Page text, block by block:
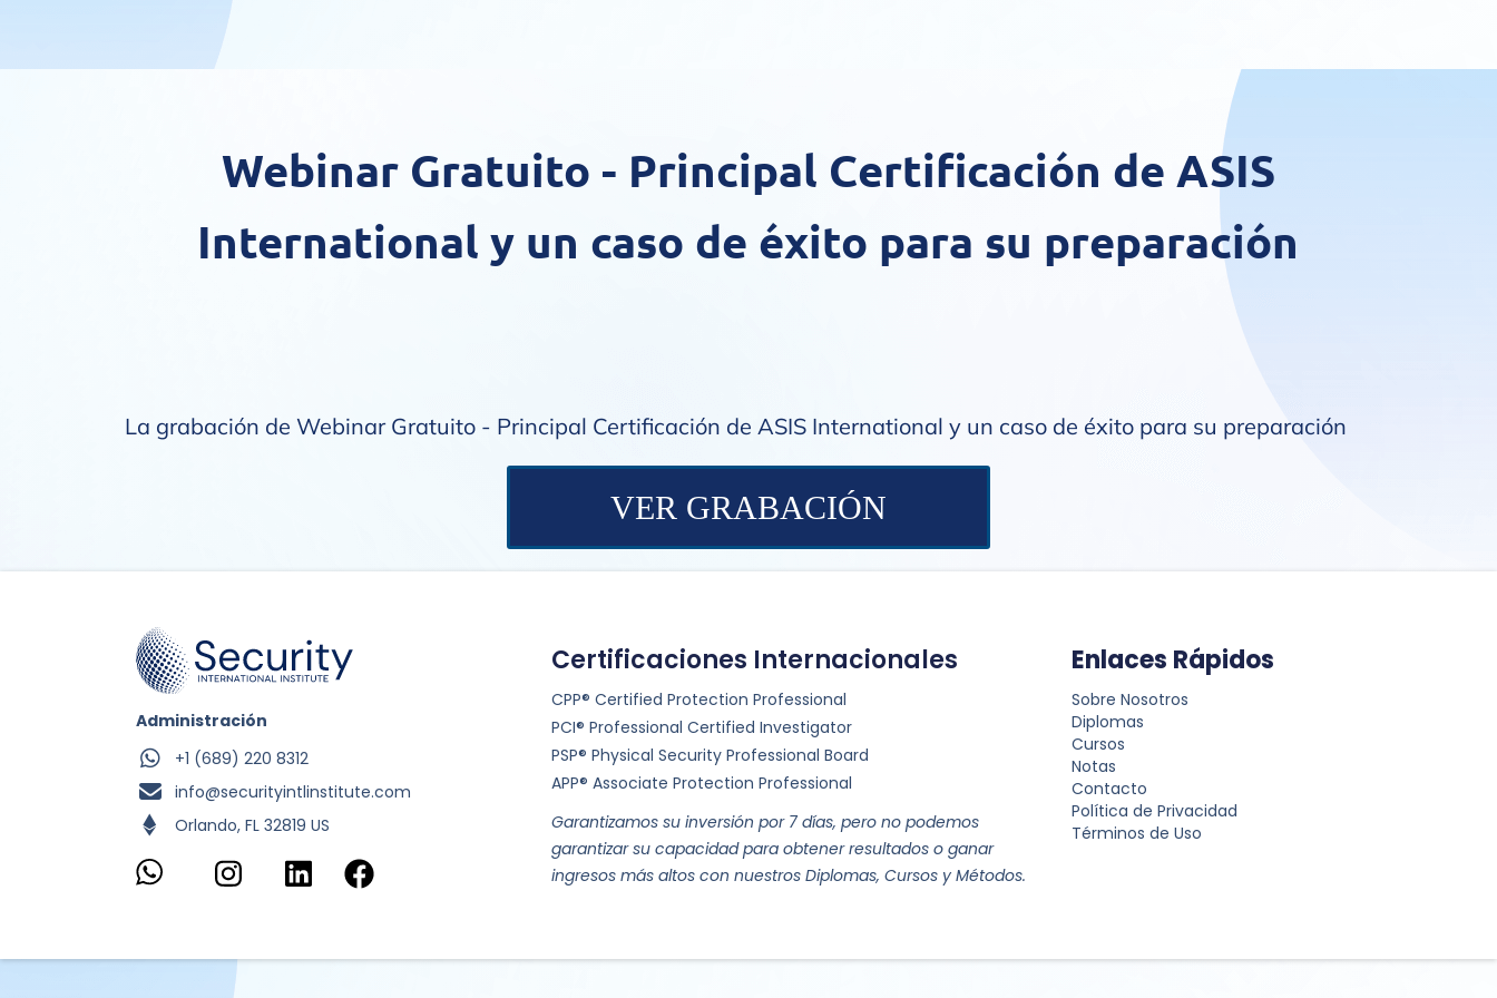
Webinar Gratuito - Principal Certificación de ASIS
International y un caso de éxito para su preparación
La grabación de Webinar Gratuito - Principal Certificación de ASIS International y un caso de éxito para su preparación
VER GRABACIÓN
Administración
+1 (689) 220 8312
info@securityintlinstitute.com
Orlando, FL 32819 US
Certificaciones Internacionales
CPP® Certified Protection Professional
PCI® Professional Certified Investigator
PSP® Physical Security Professional Board
APP® Associate Protection Professional
Garantizamos su inversión por 7 días, pero no podemos
garantizar su capacidad para obtener resultados o ganar
ingresos más altos con nuestros Diplomas, Cursos y Métodos.
Enlaces Rápidos
Sobre Nosotros
Diplomas
Cursos
Notas
Contacto
Política de Privacidad
Términos de Uso